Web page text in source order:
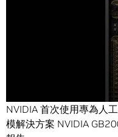
在反映部分高難度推論
NVIDIA
NVIDIA 首次使用專為人
模解決方案 NVIDIA